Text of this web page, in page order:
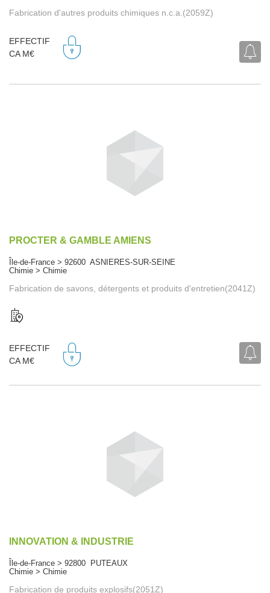
Fabrication d'autres produits chimiques n.c.a.(2059Z)
EFFECTIF
CA M€
PROCTER & GAMBLE AMIENS
Île-de-France > 92600 ASNIERES-SUR-SEINE
Chimie > Chimie
Fabrication de savons, détergents et produits d'entretien(2041Z)
EFFECTIF
CA M€
INNOVATION & INDUSTRIE
Île-de-France > 92800 PUTEAUX
Chimie > Chimie
Fabrication de produits explosifs(2051Z)